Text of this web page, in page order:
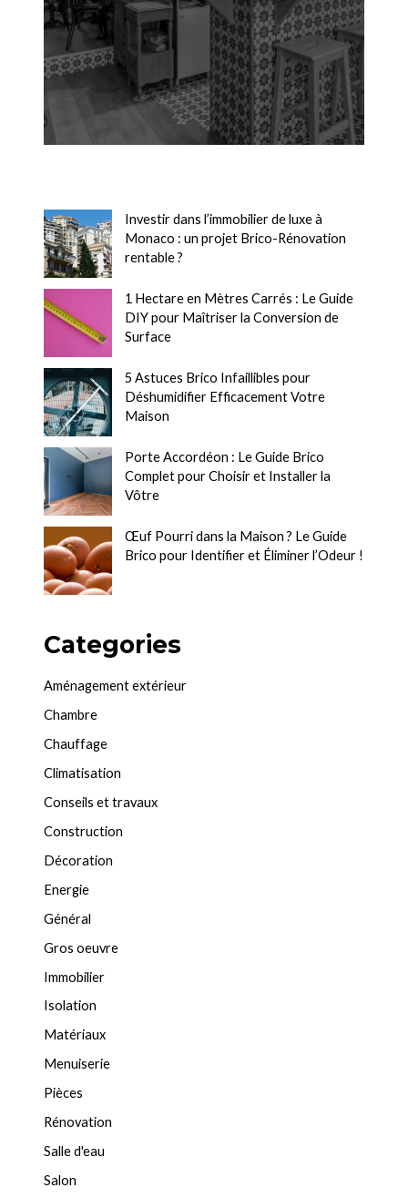
Investir dans l’immobilier de luxe à
Monaco : un projet Brico-Rénovation
rentable ?
1 Hectare en Mètres Carrés : Le Guide
DIY pour Maîtriser la Conversion de
Surface
5 Astuces Brico Infaillibles pour
Déshumidifier Efficacement Votre
Maison
Porte Accordéon : Le Guide Brico
Complet pour Choisir et Installer la
Vôtre
Œuf Pourri dans la Maison ? Le Guide
Brico pour Identifier et Éliminer l’Odeur !
Categories
Aménagement extérieur
Chambre
Chauffage
Climatisation
Conseils et travaux
Construction
Décoration
Energie
Général
Gros oeuvre
Immobilier
Isolation
Matériaux
Menuiserie
Pièces
Rénovation
Salle d'eau
Salon